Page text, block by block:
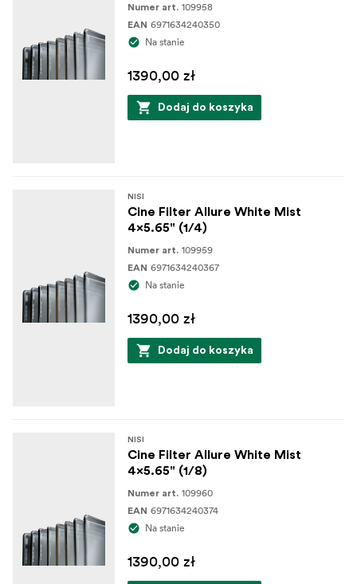
Numer art. 109958
EAN 6971634240350
Na stanie
1390,00 zł
Dodaj do koszyka
NISI
Cine Filter Allure White Mist
4x5.65" (1/4)
Numer art. 109959
EAN 6971634240367
Na stanie
1390,00 zł
Dodaj do koszyka
NISI
Cine Filter Allure White Mist
4x5.65" (1/8)
Numer art. 109960
EAN 6971634240374
Na stanie
1390,00 zł